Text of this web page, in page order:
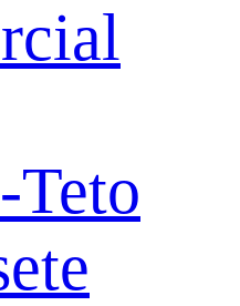
Teto